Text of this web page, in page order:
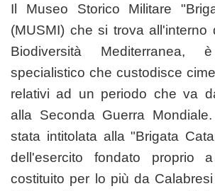
Il Museo Storico Militare
(MUSMI) che si trova all'interno
Biodiversità
specialistico che custodisce
relativi ad un periodo che va
alla Seconda Guerra
stata intitolata alla "Brigata
dell'esercito fondato proprio
costituito per lo più da